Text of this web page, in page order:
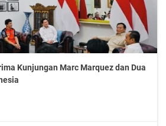
Kunjungan Marc Marquez dan Dua